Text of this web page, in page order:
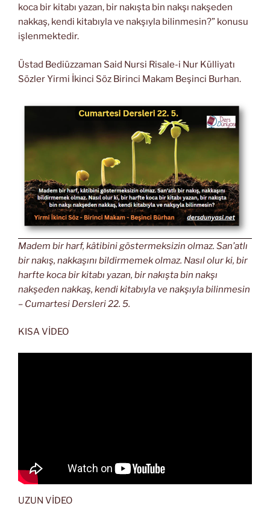
koca bir kitabı yazan, bir nakışta bin nakşı nakşeden
nakkaş, kendi kitabıyla ve nakşıyla bilinmesin?” konusu
işlenmektedir.
Üstad Bediüzzaman Said Nursi Risale-i Nur Külliyatı
Sözler Yirmi İkinci Söz Birinci Makam Beşinci Burhan.
Madem bir harf, kâtibini göstermeksizin olmaz. San’atlı
bir nakış, nakkaşını bildirmemek olmaz. Nasıl olur ki, bir
harfte koca bir kitabı yazan, bir nakışta bin nakşı
nakşeden nakkaş, kendi kitabıyla ve nakşıyla bilinmesin
– Cumartesi Dersleri 22. 5.
KISA VİDEO
UZUN VİDEO